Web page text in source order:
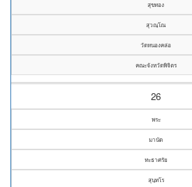
สุขทอง
สุวณฺโณ
วัดหนองคล่อ
คณะจังหวัดพิจิตร
26
พระ
มานัด
ทะธาศรัย
สุนฺทโร